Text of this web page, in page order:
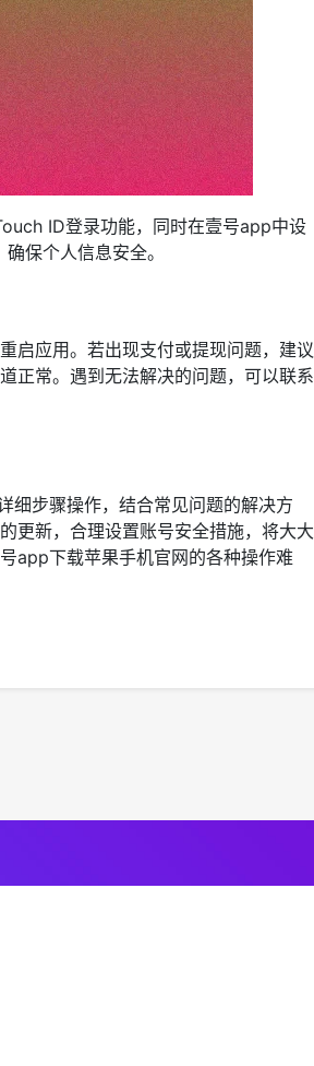
ID登录功能，同时在壹号app中设
保个人信息安全。
启应用。若出现支付或提现问题，建议
正常。遇到无法解决的问题，可以联系
细步骤操作，结合常见问题的解决方
更新，合理设置账号安全措施，将大大
app下载苹果手机官网的各种操作难